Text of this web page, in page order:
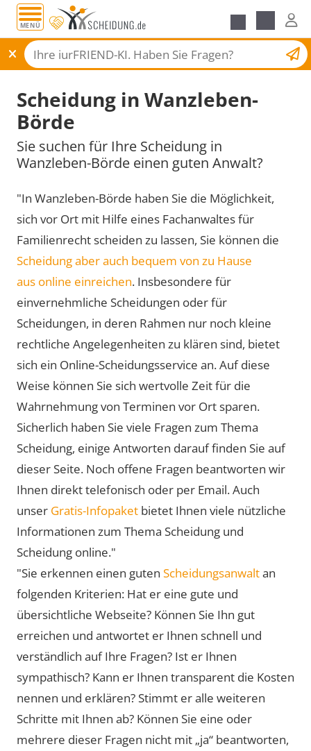
MENÜ
Scheidungsantrag
Scheidung in Wanzleben-
Börde
Sie suchen für Ihre Scheidung in
Wanzleben-Börde einen guten Anwalt?
"In Wanzleben-Börde haben Sie die Möglichkeit,
sich vor Ort mit Hilfe eines Fachanwaltes für
Familienrecht scheiden zu lassen, Sie können die
Scheidung aber auch bequem von zu Hause
aus online einreichen. Insbesondere für
einvernehmliche Scheidungen oder für
Scheidungen, in deren Rahmen nur noch kleine
rechtliche Angelegenheiten zu klären sind, bietet
sich ein Online-Scheidungsservice an. Auf diese
Weise können Sie sich wertvolle Zeit für die
Wahrnehmung von Terminen vor Ort sparen.
Sicherlich haben Sie viele Fragen zum Thema
Scheidung, einige Antworten darauf finden Sie auf
dieser Seite. Noch offene Fragen beantworten wir
Ihnen direkt telefonisch oder per Email. Auch
unser Gratis-Infopaket bietet Ihnen viele nützliche
Informationen zum Thema Scheidung und
Scheidung online."
"Sie erkennen einen guten Scheidungsanwaltan
folgenden Kriterien: Hat er eine gute und
übersichtliche Webseite? Können Sie Ihn gut
erreichen und antwortet er Ihnen schnell und
verständlich auf Ihre Fragen? Ist er Ihnen
sympathisch? Kann er Ihnen transparent die Kosten
nennen und erklären? Stimmt er alle weiteren
Schritte mit Ihnen ab? Können Sie eine oder
mehrere dieser Fragen nicht mit „ja“ beantworten,